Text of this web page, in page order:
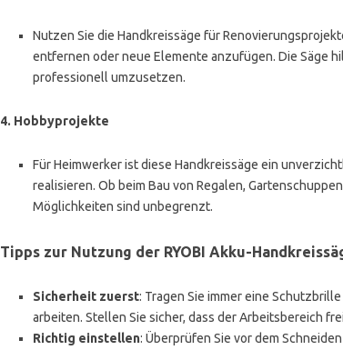
Nutzen Sie die Handkreissäge für
entfernen oder neue Elemente anzufügen. Die Säge
professionell umzusetzen.
4. Hobbyprojekte
Für Heimwerker ist diese Handkreissäge ein
realisieren. Ob beim Bau von Regalen,
Möglichkeiten sind unbegrenzt.
Tipps zur Nutzung der RYOBI Akku-
Sicherheit zuerst: Tragen Sie immer eine
arbeiten. Stellen Sie sicher, dass der Arbeitsbereich
Richtig einstellen: Überprüfen Sie vor dem